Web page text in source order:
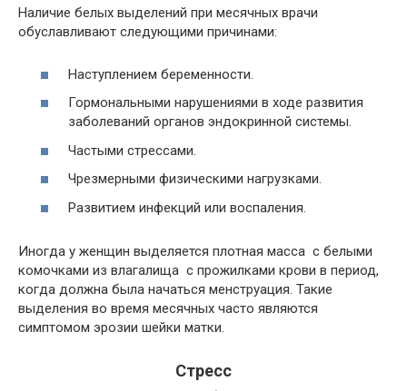
Наличие белых выделений при месячных врачи
обуславливают следующими причинами:
Наступлением беременности.
Гормональными нарушениями в ходе развития
заболеваний органов эндокринной системы.
Частыми стрессами.
Чрезмерными физическими нагрузками.
Развитием инфекций или воспаления.
Иногда у женщин выделяется плотная масса с белыми
комочками из влагалища с прожилками крови в период,
когда должна была начаться менструация. Такие
выделения во время месячных часто являются
симптомом эрозии шейки матки.
Стресс